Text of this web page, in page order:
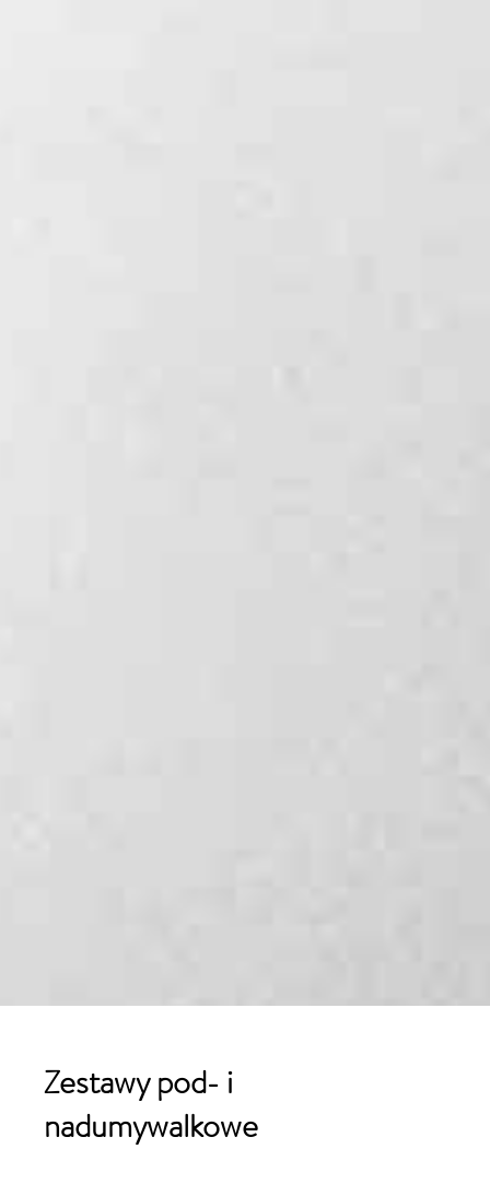
Zestawy pod- i
nadumywalkowe